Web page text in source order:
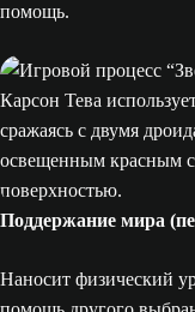
помощь.
Поддержание мира
Наносит физический